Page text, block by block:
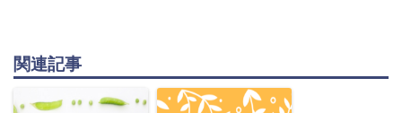
関連記事